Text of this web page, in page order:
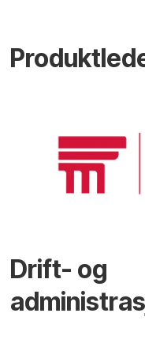
Drift- og